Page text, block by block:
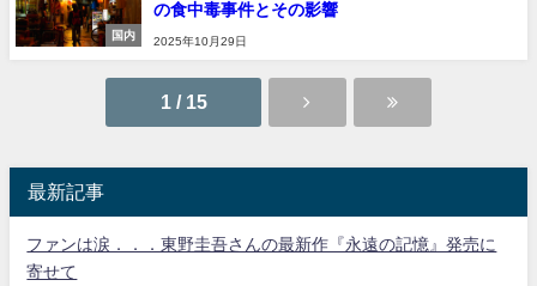
国内
の食中毒事件とその影響
2025年10月29日
1 / 15
最新記事
ファンは涙．．．東野圭吾さんの最新作『永遠の記憶』発売に
寄せて